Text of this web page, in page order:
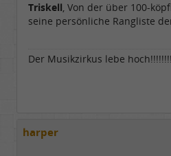
Beiträge:
17571
Dabei seit:
04 / 2006
Triskell, Von der über 100-
seine persönliche Rangliste
Der Musikzirkus lebe
harper